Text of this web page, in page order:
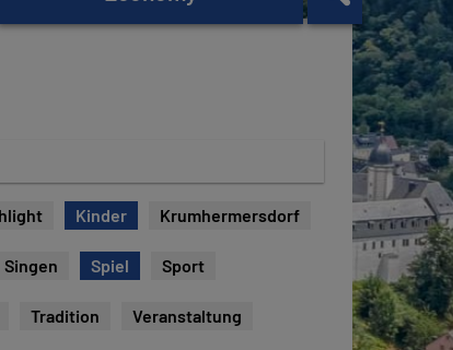
Kinder Krumhermersdorf
Singen Spiel Sport
Tradition Veranstaltung